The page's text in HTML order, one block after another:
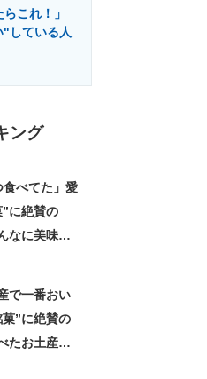
これ！」
している人
ング
食べてた」愛
に絶賛の
なに美味し
で一番おい
菓”に絶賛の
たお土産の